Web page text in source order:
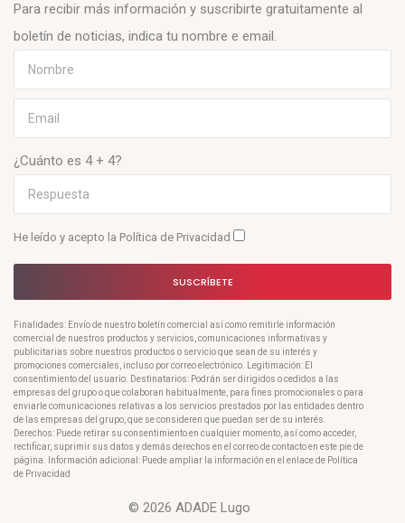
Para recibir más información y suscribirte gratuitamente al
boletín de noticias, indica tu nombre e email.
¿Cuánto es 4 + 4?
He leído y acepto la Política de Privacidad
SUSCRÍBETE
Finalidades: Envío de nuestro boletín comercial así como remitirle información
comercial de nuestros productos y servicios, comunicaciones informativas y
publicitarias sobre nuestros productos o servicio que sean de su interés y
promociones comerciales, incluso por correo electrónico. Legitimación: El
consentimiento del usuario. Destinatarios: Podrán ser dirigidos o cedidos a las
empresas del grupo o que colaboran habitualmente, para fines promocionales o para
enviarle comunicaciones relativas a los servicios prestados por las entidades dentro
de las empresas del grupo, que se consideren que puedan ser de su interés.
Derechos: Puede retirar su consentimiento en cualquier momento, así como acceder,
rectificar, suprimir sus datos y demás derechos en el correo de contacto en este pie de
página. Información adicional: Puede ampliar la información en el enlace de Política
de Privacidad
© 2026 ADADE Lugo